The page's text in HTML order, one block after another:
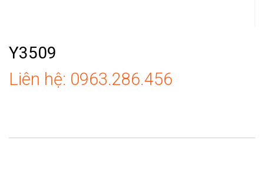
Y3509
Liên hệ: 0963.286.456